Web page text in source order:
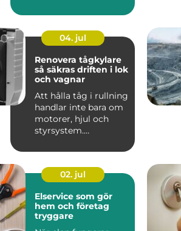
området, oavse...
04. jul
Renovera tågkylare
så säkras driften i lok
och vagnar
Att hålla tåg i rullning
handlar inte bara om
motorer, hjul och
styrsystem.
avgöra...
02. jul
Elservice som gör
hem och företag
tryggare